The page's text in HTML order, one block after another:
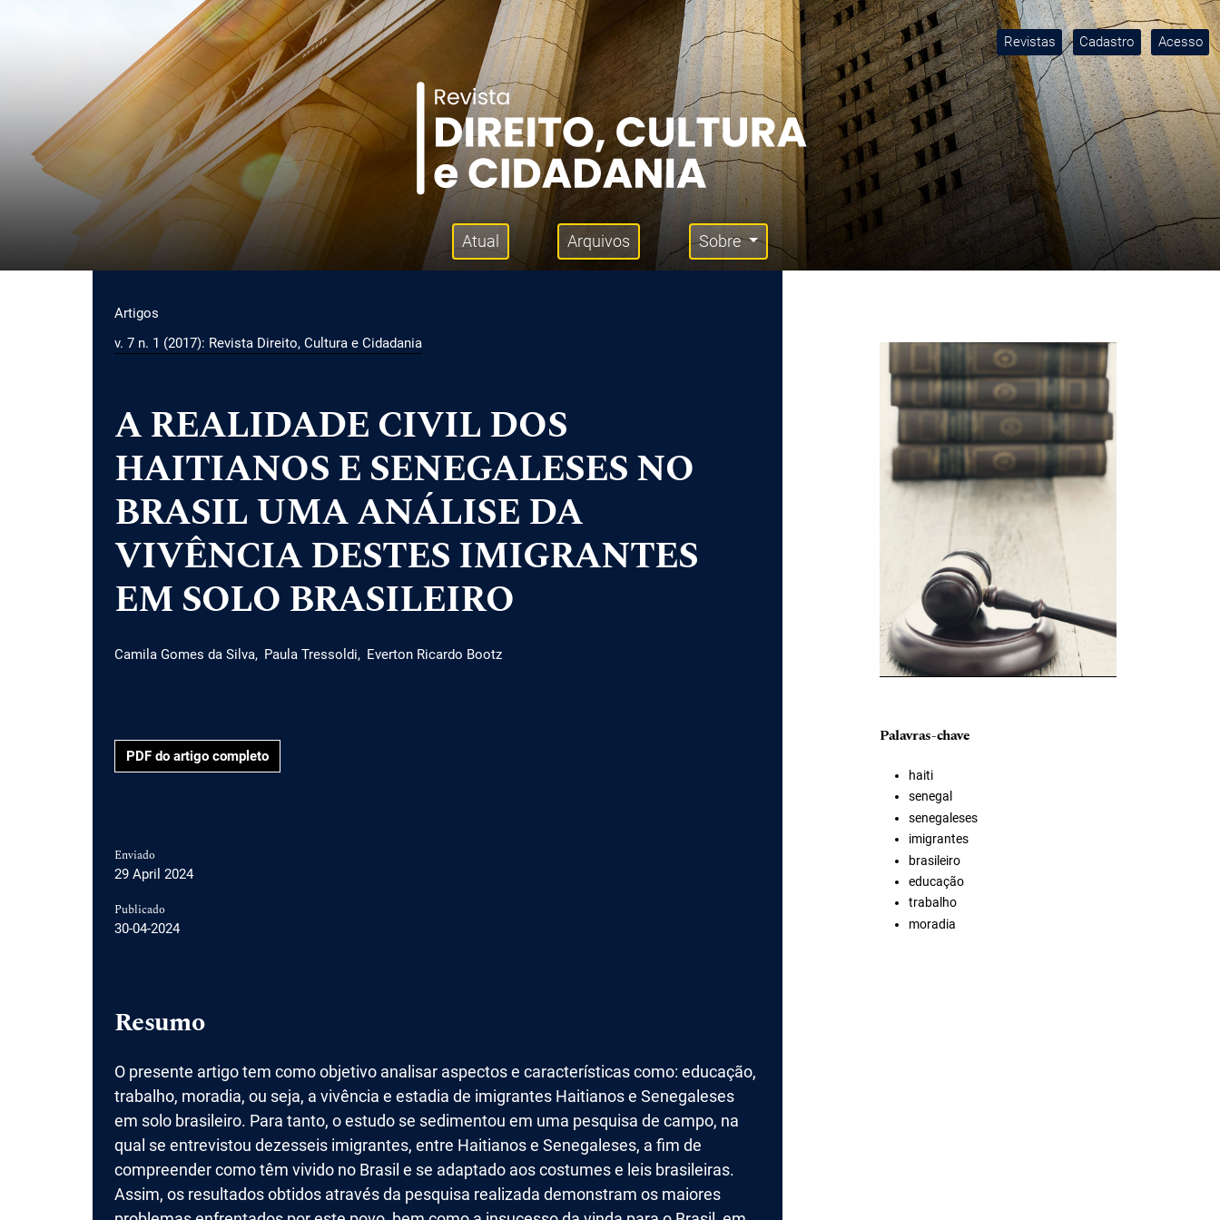
Ir para o menu de navegação principal
Ir para o conteúdo principal
Revistas Cadastro Acesso
Menu principal Atual Arquivos Sobre
Artigos
v. 7 n. 1 (2017): Revista Direito, Cultura e Cidadania
A REALIDADE CIVIL DOS
HAITIANOS E SENEGALESES NO
BRASIL UMA ANÁLISE DA
VIVÊNCIA DESTES IMIGRANTES
EM SOLO BRASILEIRO
Camila Gomes da Silva Paula Tressoldi Everton Ricardo Bootz
PDF do artigo completo
Enviado
29 April 2024
Publicado
30-04-2024
Resumo
O presente artigo tem como objetivo analisar aspectos e características como: educação,
trabalho, moradia, ou seja, a vivência e estadia de imigrantes Haitianos e Senegaleses
em solo brasileiro. Para tanto, o estudo se sedimentou em uma pesquisa de campo, na
qual se entrevistou dezesseis imigrantes, entre Haitianos e Senegaleses, a fim de
compreender como têm vivido no Brasil e se adaptado aos costumes e leis brasileiras.
Assim, os resultados obtidos através da pesquisa realizada demonstram os maiores
Imagem de capa
Palavras-chave
haiti
senegal
senegaleses
imigrantes
brasileiro
educação
trabalho
moradia